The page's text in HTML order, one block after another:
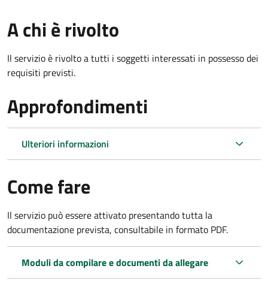
A chi è rivolto
Il servizio è rivolto a tutti i soggetti interessati in possesso dei
requisiti previsti.
Approfondimenti
Ulteriori informazioni
Come fare
Il servizio può essere attivato presentando tutta la
documentazione prevista, consultabile in formato PDF.
Moduli da compilare e documenti da allegare